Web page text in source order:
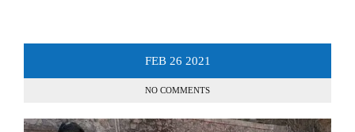
FEB 26 2021
NO COMMENTS